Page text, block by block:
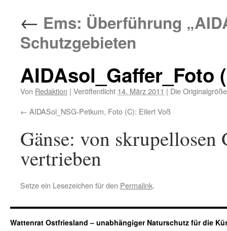
← Ems: Überführung
Schutzgebieten
AIDAsol_Gaffer_Foto
Von Redaktion | Veröffentlicht 14. März 2011 | Die
AIDASol_NSG-Petkum, Foto (C): Eilert Voß
Gänse: von skrupellosen
vertrieben
Setze ein Lesezeichen für den Permalink.
Wattenrat Ostfriesland – unabhängiger Naturschutz für die